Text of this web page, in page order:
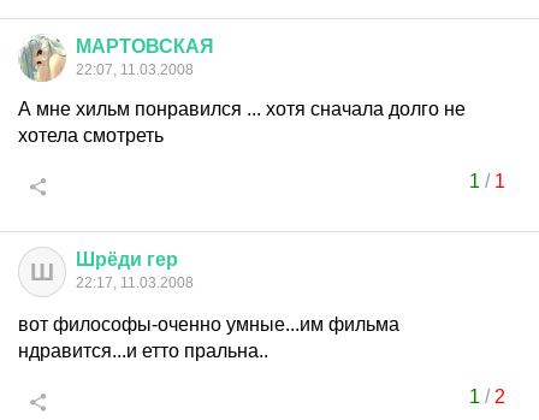
МАРТОВСКАЯ
22:07, 11.03.2008
А мне хильм понравился ... хотя сначала долго не
хотела смотреть
1 / 1
Ш Шрёди гер
22:17, 11.03.2008
вот философы-оченно умные...им фильма
ндравится...и етто пральна..
1 / 2